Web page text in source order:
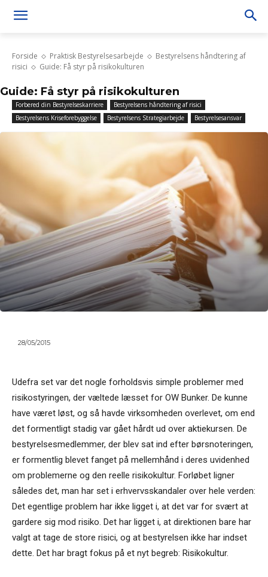
Forside Praktisk Bestyrelsesarbejde
Bestyrelsens håndtering af
risici
Guide: Få styr på risikokulturen
Guide: Få styr på risikokulturen
Forbered din Bestyrelseskarriere
Bestyrelsens håndtering af risici
Bestyrelsens Kriseforebyggelse
Bestyrelsens Strategiarbejde Bestyrelsesansvar
28/05/2015
Udefra set var det nogle forholdsvis simple problemer med
risikostyringen, der væltede læsset for OW Bunker. De kunne
have været løst, og så havde virksomheden overlevet, om end
det formentligt stadig var gået hårdt ud over aktiekursen. De
bestyrelsesmedlemmer, der blev sat ind efter børsnoteringen,
er formentlig blevet fanget på mellemhånd i deres uvidenhed
om problemerne og den reelle risikokultur. Forløbet ligner
således det, man har set i erhvervsskandaler over hele verden:
Det egentlige problem har ikke ligget i, at det var for svært at
gardere sig mod risiko. Det har ligget i, at direktionen bare har
valgt at tage de store risici, og at bestyrelsen ikke har indset
dette. Det har bragt fokus på et nyt begreb: Risikokultur.